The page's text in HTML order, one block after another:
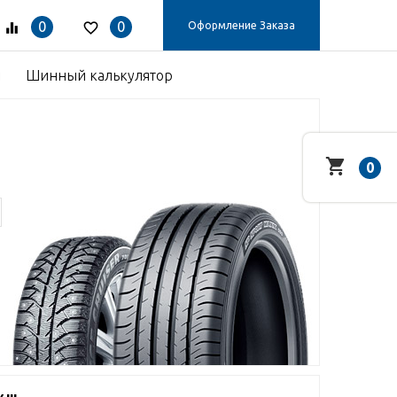
0
0 Оформление Заказа
Шинный калькулятор
0